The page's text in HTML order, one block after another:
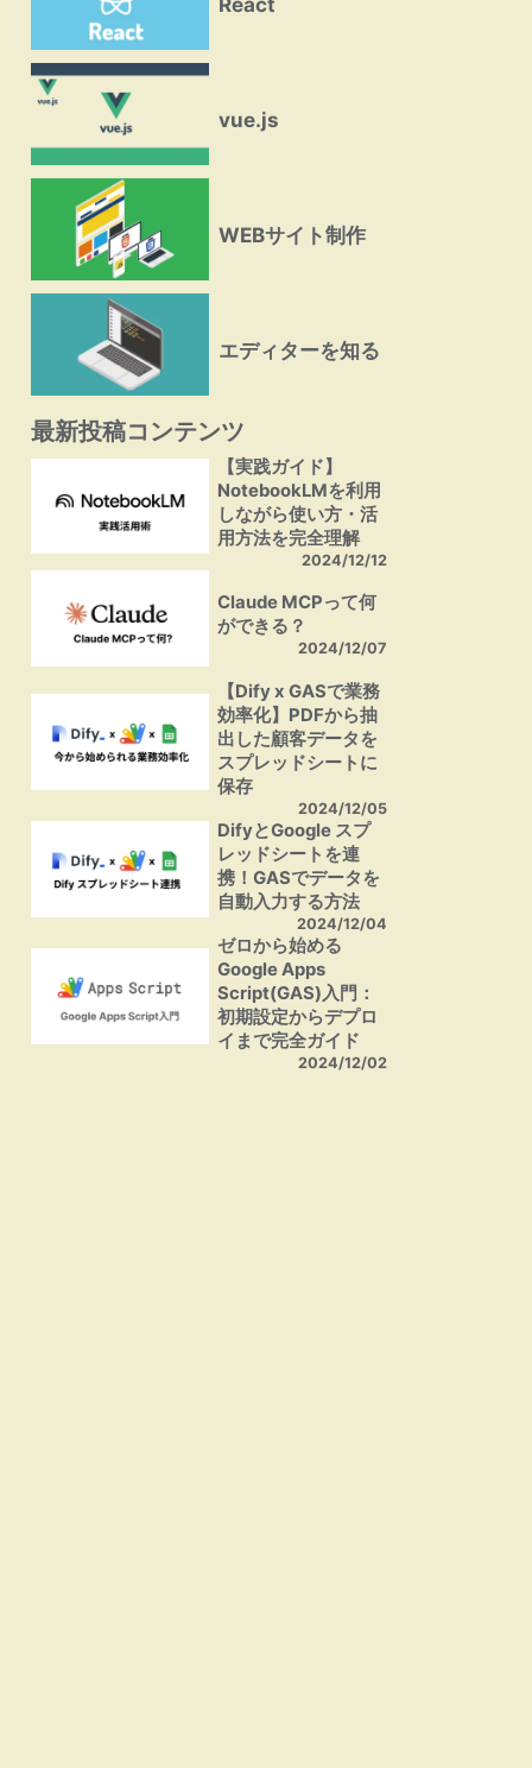
vue.js
WEBサイト制作
エディターを知る
最新投稿コンテンツ
【実践ガイド】
NotebookLMを利用
しながら使い方・活
用方法を完全理解
2024/12/12
Claude MCPって何
ができる？
2024/12/07
【Dify x GASで業務
効率化】PDFから抽
出した顧客データを
スプレッドシートに
保存
2024/12/05
DifyとGoogle スプ
レッドシートを連
携！GASでデータを
自動入力する方法
2024/12/04
ゼロから始める
Google Apps
Script(GAS)入門：
初期設定からデプロ
イまで完全ガイド
2024/12/02